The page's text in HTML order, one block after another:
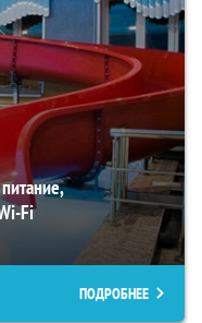
Fi
ПОДРОБНЕЕ